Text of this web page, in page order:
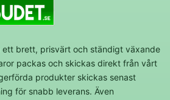
ett brett, prisvärt och ständigt växande
packas och skickas direkt från vårt
produkter skickas senast
för snabb leverans. Även